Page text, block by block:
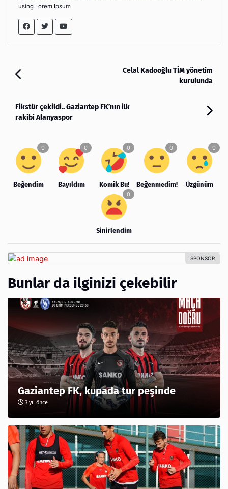
using Lorem Ipsum
Celal Kadooğlu TİM yönetim
kurulunda
Fikstür çekildi.. Gaziantep FK’nın ilk
rakibi Alanyaspor
Beğendim Bayıldım Komik Bu! Beğenmedim! Üzgünüm
Sinirlendim
Bunlar da ilginizi çekebilir
Gaziantep FK, kupada tur peşinde
3 yıl önce